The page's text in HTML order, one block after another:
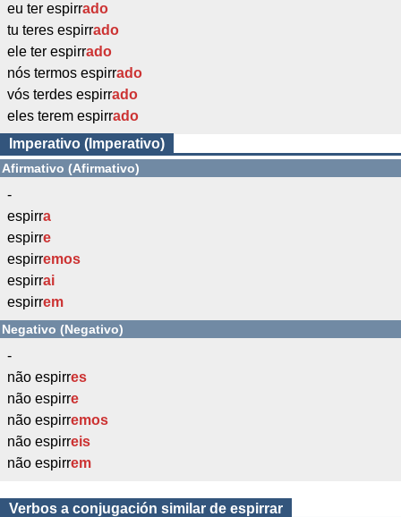
eu ter espirrado
tu teres espirrado
ele ter espirrado
nós termos espirrado
vós terdes espirrado
eles terem espirrado
Imperativo (Imperativo)
Afirmativo (Afirmativo)
-
espirra
espirre
espirremos
espirrai
espirrem
Negativo (Negativo)
-
não espirres
não espirre
não espirremos
não espirreis
não espirrem
Verbos a conjugación similar de espirrar